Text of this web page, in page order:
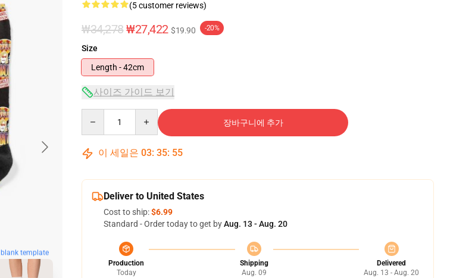
blank template
(5 customer reviews)
₩34,278₩27,422 $19.90 -20%
Size
Length - 42cm
사이즈 가이드 보기
장바구니에 추가
이 세일은 03: 35: 54
Deliver to United States
Cost to ship:$6.99
Standard - Order today to get byAug. 13 - Aug. 20
Production
Today
Shipping
Aug. 09
Delivered
Aug. 13 - Aug. 20